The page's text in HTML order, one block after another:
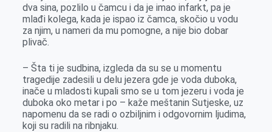
dva sina, pozlilo u čamcu i da je imao infarkt, pa je
mlađi kolega, kada je ispao iz čamca, skočio u vodu
za njim, u nameri da mu pomogne, a nije bio dobar
plivač.
– Šta ti je sudbina, izgleda da su se u momentu
tragedije zadesili u delu jezera gde je voda duboka,
inače u mladosti kupali smo se u tom jezeru i voda je
duboka oko metar i po – kaže meštanin Sutjeske, uz
napomenu da se radi o ozbiljnim i odgovornim ljudima,
koji su radili na ribnjaku.